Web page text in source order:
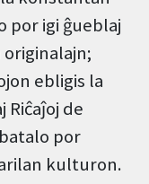
por igi ĝueblaj
ebligis la
de
por
kulturon.